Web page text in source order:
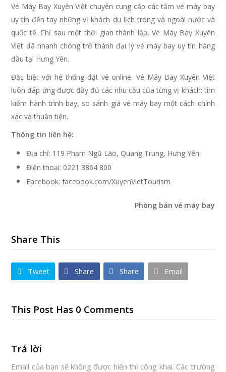
Vé Máy Bay Xuyên Việt chuyên cung cấp các tấm vé máy bay
uy tín đến tay những vị khách du lịch trong và ngoài nước và
quốc tế. Chỉ sau một thời gian thành lập, Vé Máy Bay Xuyên
Việt đã nhanh chóng trở thành đại lý vé máy bay uy tín hàng
đầu tại Hưng Yên.
Đặc biệt với hệ thống đặt vé online, Vé Máy Bay Xuyên Việt
luôn đáp ứng được đầy đủ các nhu cầu của từng vị khách: tìm
kiếm hành trình bay, so sánh giá vé máy bay một cách chính
xác và thuận tiện.
Thông tin liên hệ:
Địa chỉ: 119 Phạm Ngũ Lão, Quang Trung, Hưng Yên
Điện thoại: 0221 3864 800
Facebook: facebook.com/XuyenVietTourism
Phòng bán vé máy bay
Share This
Tweet Share Share Email
This Post Has 0 Comments
Trả lời
Email của bạn sẽ không được hiển thị công khai. Các trường